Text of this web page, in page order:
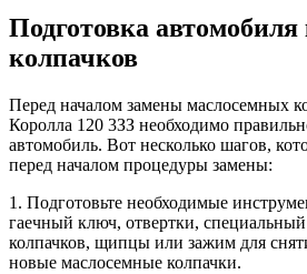
Подготовка автомобиля
колпачков
Перед началом замены маслосемных
Королла 120 3ЗЗ необходимо
автомобиль. Вот несколько шагов,
перед началом процедуры замены:
1. Подготовьте необходимые
гаечный ключ, отвертки,
колпачков, щипцы или зажим для
новые маслосемные колпачки.